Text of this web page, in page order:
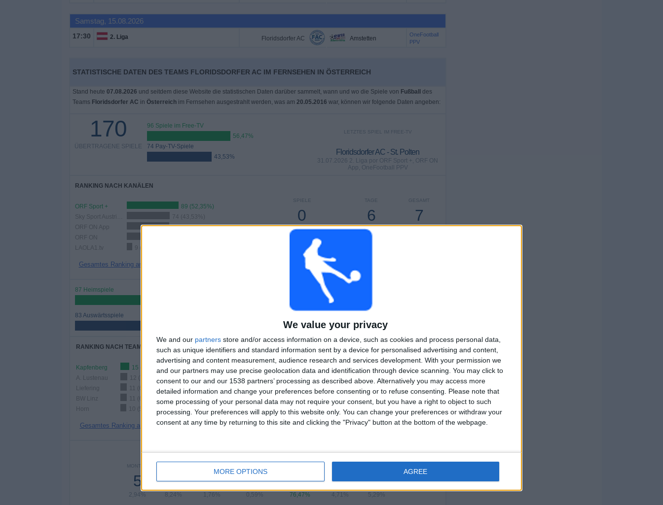
We value your privacy
We and our partners store and/or access information on a device, such as cookies and process personal data,
such as unique identifiers and standard information sent by a device for personalised advertising and content,
advertising and content measurement, audience research and services development. With your permission we
and our partners may use precise geolocation data and identification through device scanning. You may click to
consent to our and our 1538 partners’ processing as described above. Alternatively you may access more
detailed information and change your preferences before consenting or to refuse consenting.
Please note that
some processing of your personal data may not require your consent, but you have a right to object to such
processing. Your preferences will apply to this website only. You can change your preferences or withdraw your
consent at any time by returning to this site and clicking the "Privacy" button at the bottom of the webpage.
MORE OPTIONS AGREE
Samstag, 15.08.2026
17:30 2. Liga Floridsdorfer AC Amstetten
OneFootball
PPV
STATISTISCHE DATEN DES TEAMS FLORIDSDORFER AC IM FERNSEHEN IN ÖSTERREICH
Stand heute 07.08.2026 und seitdem diese Website die statistischen Daten darüber sammelt, wann und wo die Spiele von Fußball
des
Teams Floridsdorfer AC in Österreichim Fernsehen ausgestrahlt werden, was am 20.05.2016 war, können wir folgende Daten angeben:
170
ÜBERTRAGENE SPIELE
96 Spiele im Free-TV
56,47%
74 Pay-TV-Spiele
43,53%
LETZTES SPIEL IM FREE-TV
Floridsdorfer AC - St. Polten
31.07.2026 2. Liga por ORF Sport +, ORF ON
App, OneFootball PPV
RANKING NACH KANÄLEN
ORF Sport +
89 (52,35%)
74 (43,53%)
ORF ON App
73 (42,94%)
ORF ON
LAOLA1.tv
9 (5,29%)
Gesamtes Ranking anzeigen
GESAMT
7
TAGE
6
OHNE GRATIS-
SPIEL
SPIELE
0
AUFEINANDERFOLGENDE
PAY-TV-SPIELE
87 Heimspiele
83 Auswärtsspiele
15
VS Kapfenberg
GESAMT
2
BEWERBE
RANKING NACH TEAMS
Kapfenberg
15 (8,82%)
A. Lustenau
12 (7,06%)
Liefering
11 (6,47%)
BW Linz
11 (6,47%)
Horn
10 (5,88%)
Gesamtes Ranking anzeigen
RANKING NACH BEWERBEN
163 (95,88%)
ÖFB Cup
7 (4,12%)
Gesamtes Ranking anzeigen
ANZAHL DER SPIELE PRO WOCHENTAG
MONTAG
5
2,94%
14
8,24%
3
1,76%
1
0,59%
130
76,47%
8
4,71%
9
5,29%